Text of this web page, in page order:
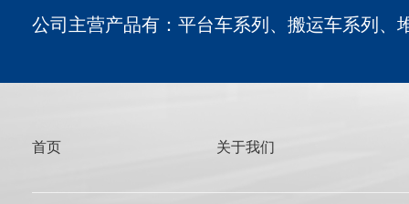
公司主营产品有：平台车系列、搬运车系列
首页 关于我们